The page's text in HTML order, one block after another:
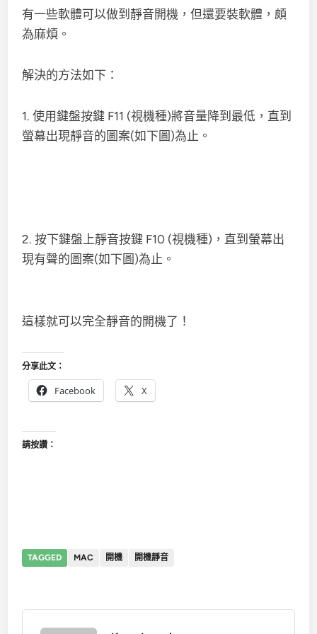
有一些軟體可以做到靜音開機，但還要裝軟體，頗
為麻煩。
解決的方法如下：
1. 使用鍵盤按鍵 F11 (視機種)將音量降到最低，直到
螢幕出現靜音的圖案(如下圖)為止。
2. 按下鍵盤上靜音按鍵 F10 (視機種)，直到螢幕出
現有聲的圖案(如下圖)為止。
這樣就可以完全靜音的開機了！
分享此文：
Facebook X
請按讚：
TAGGED MAC 開機 開機靜音